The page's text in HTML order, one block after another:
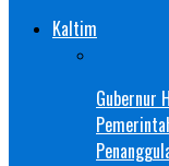
Kaltim
Gubernur